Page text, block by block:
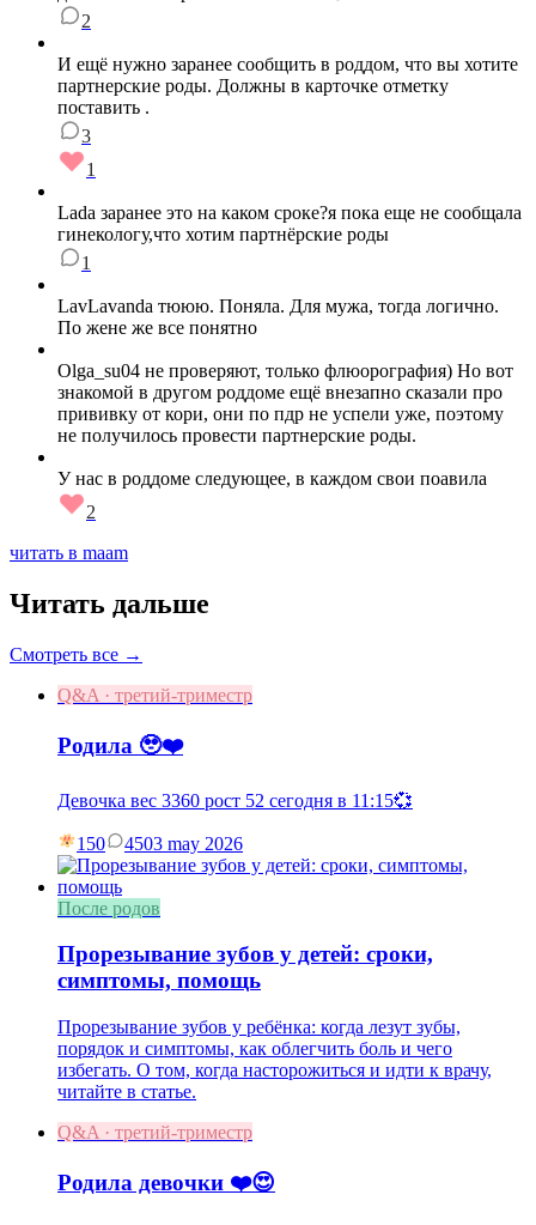
2
И ещё нужно заранее сообщить в роддом, что вы хотите
партнерские роды. Должны в карточке отметку
поставить .
3
1
Lada заранее это на каком сроке?я пока еще не сообщала
гинекологу,что хотим партнёрские роды
1
LavLavanda тююю. Поняла. Для мужа, тогда логично.
По жене же все понятно
Olga_su04 не проверяют, только флюорография) Но вот
знакомой в другом роддоме ещё внезапно сказали про
прививку от кори, они по пдр не успели уже, поэтому
не получилось провести партнерские роды.
У нас в роддоме следующее, в каждом свои поавила
2
читать в maam
Читать дальше
Смотреть все →
Q&A · третий-триместр
Родила 🥹❤️
Девочка вес 3360 рост 52 сегодня в 11:15💞
150 4503 may 2026
После родов
Прорезывание зубов у детей: сроки,
симптомы, помощь
Прорезывание зубов у ребёнка: когда лезут зубы,
порядок и симптомы, как облегчить боль и чего
избегать. О том, когда насторожиться и идти к врачу,
читайте в статье.
Q&A · третий-триместр
Родила девочки ❤️😍